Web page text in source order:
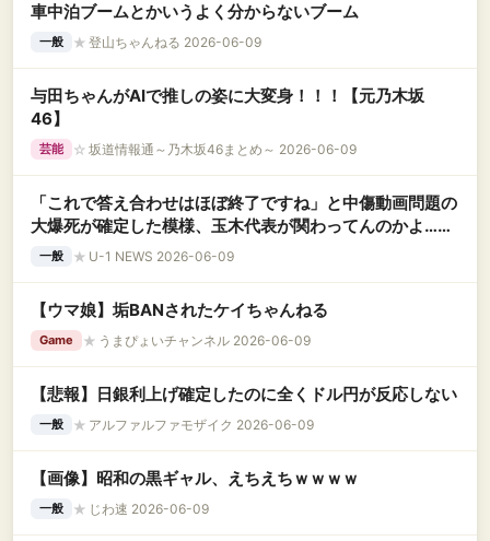
車中泊ブームとかいうよく分からないブーム
一般 ★ 登山ちゃんねる 2026-06-09
与田ちゃんがAIで推しの姿に大変身！！！【元乃木坂
46】
芸能 ☆ 坂道情報通～乃木坂46まとめ～ 2026-06-09
「これで答え合わせはほぼ終了ですね」と中傷動画問題の
大爆死が確定した模様、玉木代表が関わってんのかよ……
一般 ★ U-1 NEWS 2026-06-09
【ウマ娘】垢BANされたケイちゃんねる
Game ★ うまぴょいチャンネル 2026-06-09
【悲報】日銀利上げ確定したのに全くドル円が反応しない
一般 ★ アルファルファモザイク 2026-06-09
【画像】昭和の黒ギャル、えちえちｗｗｗｗ
一般 ★ じわ速 2026-06-09